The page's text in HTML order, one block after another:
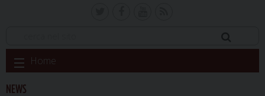
Skip
to
content
Home
NEWS